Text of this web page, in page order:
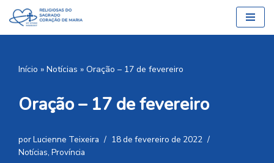
Pular
Início » Notícias » Oração – 17 de fevereiro
Oração – 17 de fevereiro
porLucienne Teixeira
18 de fevereiro de 2022
Notícias, Província